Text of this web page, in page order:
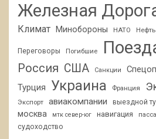
Железная
Климат Минобороны НАТО Нефть
Переговоры Погибшие
Россия США Санкции
Турция Украина Франция
Экспорт
авиакомпании выездной
москва мтк север-юг навигация
судоходство